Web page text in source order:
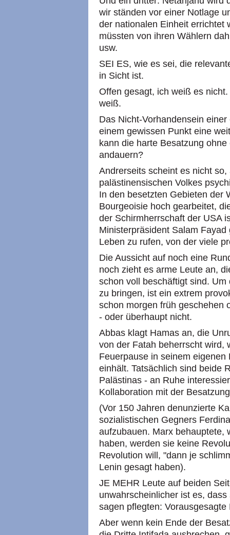
wir ständen vor einer Notlage
der nationalen Einheit errichtet
müssten von ihren Wählern
usw.
SEI ES, wie es sei, die
in Sicht ist.
Offen gesagt, ich weiß es
weiß.
Das Nicht-Vorhandensein
einem gewissen Punkt eine
kann die harte Besatzung
andauern?
Andrerseits scheint es nicht
palästinensischen Volkes
In den besetzten Gebieten der
Bourgeoisie hoch gearbeitet,
der Schirmherrschaft der USA
Ministerpräsident Salam
Leben zu rufen, von der viele
Die Aussicht auf noch eine
noch zieht es arme Leute an,
schon voll beschäftigt sind.
zu bringen, ist ein extrem
schon morgen früh geschehen
- oder überhaupt nicht.
Abbas klagt Hamas an, die
von der Fatah beherrscht wird,
Feuerpause in seinem
einhält. Tatsächlich sind beide
Palästinas - an Ruhe
Kollaboration mit der
(Vor 150 Jahren denunzierte
sozialistischen Gegners
aufzubauen. Marx behauptete,
haben, werden sie keine
Revolution will, "dann je
Lenin gesagt haben).
JE MEHR Leute auf beiden
unwahrscheinlicher ist es,
sagen pflegten:
Aber wenn kein Ende der